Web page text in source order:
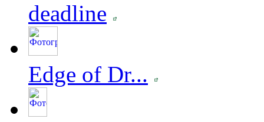
deadline
Edge of Dr...